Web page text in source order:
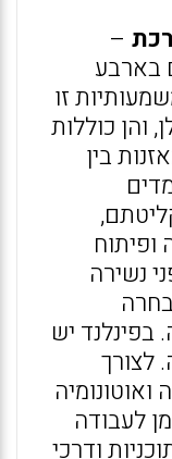
–
בארבע
זו
והן כוללות
בין
נשירה
בפינלנד יש
לצורך
לעבודה
ודרכי